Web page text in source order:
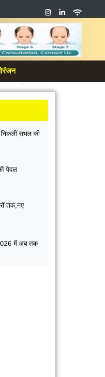
निकलीं संभल की
पैदल
तक,नए
2026 में अब तक